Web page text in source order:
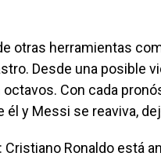
otras herramientas
Desde una posible
Con cada
él y Messi se reaviva,
Ronaldo está